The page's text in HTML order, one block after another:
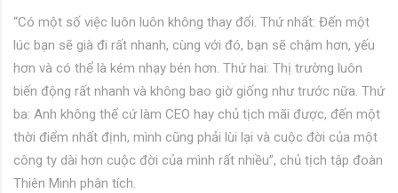
“Có một số việc luôn luôn không thay đổi. Thứ nhất: Đến một
lúc bạn sẽ già đi rất nhanh, cùng với đó, bạn sẽ chậm hơn, yếu
hơn và có thể là kém nhạy bén hơn. Thứ hai: Thị trường luôn
biến động rất nhanh và không bao giờ giống như trước nữa. Thứ
ba: Anh không thể cứ làm CEO hay chủ tịch mãi được, đến một
thời điểm nhất định, mình cũng phải lùi lại và cuộc đời của một
công ty dài hơn cuộc đời của mình rất nhiều”, chủ tịch tập đoàn
Thiên Minh phân tích.